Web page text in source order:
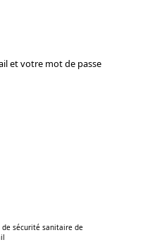
et votre mot de passe
de sécurité sanitaire de